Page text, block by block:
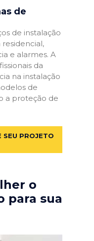
de
de instalação
residencial,
e alarmes. A
da
na instalação
de
a proteção de
SEU PROJETO
o
para sua